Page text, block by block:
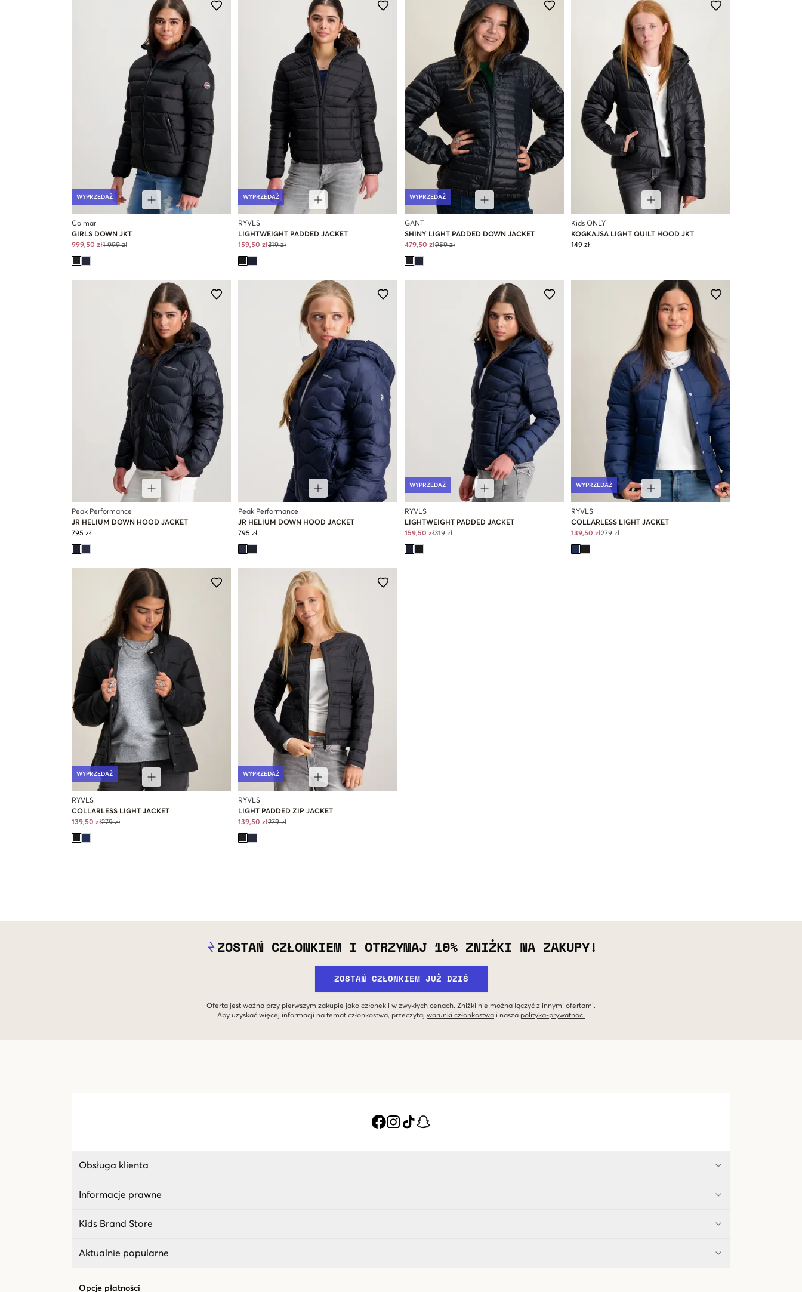
WYPRZEDAŻ
Colmar
GIRLS DOWN JKT
999,50 zł1 999 zł
WYPRZEDAŻ
RYVLS
LIGHTWEIGHT PADDED JACKET
159,50 zł319 zł
WYPRZEDAŻ
GANT
SHINY LIGHT PADDED DOWN JACKET
479,50 zł959 zł
Kids ONLY
KOGKAJSA LIGHT QUILT HOOD JKT
149 zł
Peak Performance
JR HELIUM DOWN HOOD JACKET
795 zł
Peak Performance
JR HELIUM DOWN HOOD JACKET
795 zł
WYPRZEDAŻ
RYVLS
LIGHTWEIGHT PADDED JACKET
159,50 zł319 zł
WYPRZEDAŻ
RYVLS
COLLARLESS LIGHT JACKET
139,50 zł279 zł
WYPRZEDAŻ
RYVLS
COLLARLESS LIGHT JACKET
139,50 zł279 zł
WYPRZEDAŻ
RYVLS
LIGHT PADDED ZIP JACKET
139,50 zł279 zł
ZOSTAŃ CZŁONKIEM I OTRZYMAJ 10% ZNIŻKI NA ZAKUPY!
ZOSTAŃ CZŁONKIEM JUŻ DZIŚ
Oferta jest ważna przy pierwszym zakupie jako członek i w zwykłych cenach. Zniżki nie można łączyć z innymi ofertami.
Aby uzyskać więcej informacji na temat członkostwa, przeczytaj warunki członkostwa i nasza polityka-prywatnoci
Obsługa klienta
Informacje prawne
Kids Brand Store
Aktualnie popularne
Opcje płatności